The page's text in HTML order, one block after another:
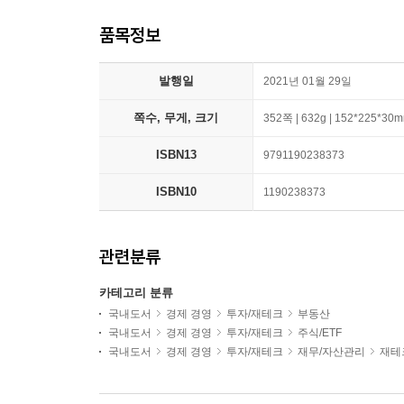
품목정보
발행일 2021년 01월 29일
쪽수, 무게, 크기 352쪽 | 632g |
ISBN13 9791190238373
ISBN10 1190238373
관련분류
카테고리 분류
국내도서 경제 경영 투자/재테크
부동산
국내도서
경제 경영 투자/재테크
주식/ETF
국내도서
경제 경영 투자/재테크 재무/자산관리 재테